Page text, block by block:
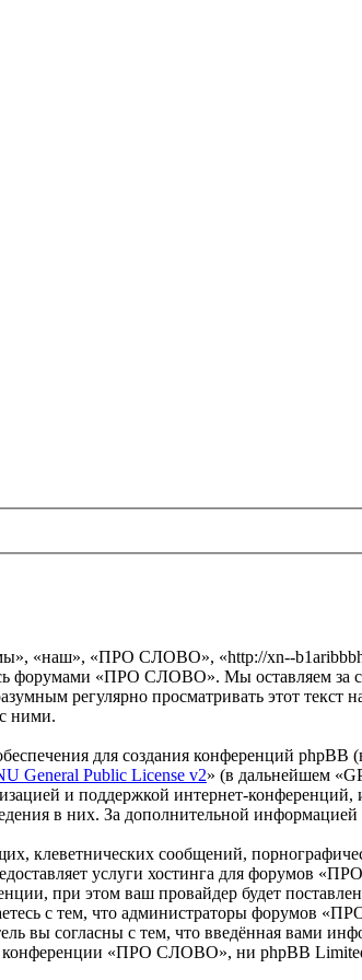
«наш», «ПРО СЛОВО», «http://xn--
форумами «ПРО СЛОВО». Мы оставляем за
регулярно просматривать этот
ними.
для создания конференций
General Public License v2» (в дальнейшем
и поддержкой интернет-
в них. За дополнительной
клеветнических сообщений,
услуги хостинга для форумов
при этом ваш провайдер будет
с тем, что администраторы форумов
вы согласны с тем, что введённая вами
«ПРО СЛОВО», ни phpBB Limited